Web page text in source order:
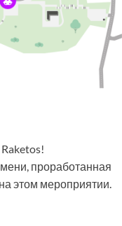
проработанная
этом мероприятии.